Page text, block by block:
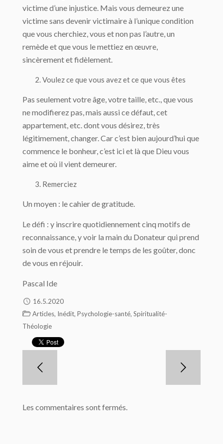
victime d’une injustice. Mais vous demeurez une
victime sans devenir victimaire à l’unique condition
que vous cherchiez, vous et non pas l’autre, un
remède et que vous le mettiez en œuvre,
sincèrement et fidèlement.
Voulez ce que vous avez et ce que vous êtes
Pas seulement votre âge, votre taille, etc., que vous
ne modifierez pas, mais aussi ce défaut, cet
appartement, etc. dont vous désirez, très
légitimement, changer. Car c’est bien aujourd’hui que
commence le bonheur, c’est ici et là que Dieu vous
aime et où il vient demeurer.
Remerciez
Un moyen : le cahier de gratitude.
Le défi : y inscrire quotidiennement cinq motifs de
reconnaissance, y voir la main du Donateur qui prend
soin de vous et prendre le temps de les goûter, donc
de vous en réjouir.
Pascal Ide
16.5.2020
Articles Inédit Psychologie-santé Spiritualité-
Théologie
Les commentaires sont fermés.